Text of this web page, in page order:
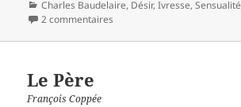
Catégories
Charles Baudelaire, Désir,Ivresse,Sensualité
2 commentaires
Le Père
François Coppée